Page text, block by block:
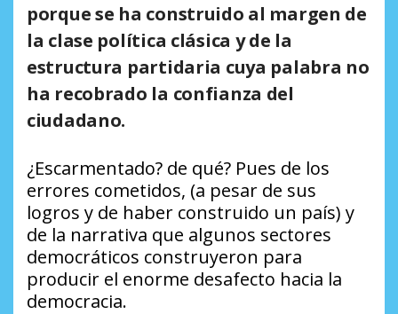
porque se ha construido al margen de
la clase política clásica y de la
estructura partidaria cuya palabra no
ha recobrado la confianza del
ciudadano.
¿Escarmentado? de qué? Pues de los
errores cometidos, (a pesar de sus
logros y de haber construido un país) y
de la narrativa que algunos sectores
democráticos construyeron para
producir el enorme desafecto hacia la
democracia.